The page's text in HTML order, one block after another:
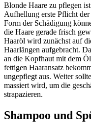
Blonde Haare zu pflegen
Aufhellung erste Pflicht
Form der Schädigung
die Haare gerade frisch
Haaröl wird zunächst auf
Haarlängen aufgebracht.
an die Kopfhaut mit dem
fettigen Haaransatz
ungepflegt aus. Weiter
massiert wird, um die
strapazieren.
Shampoo und